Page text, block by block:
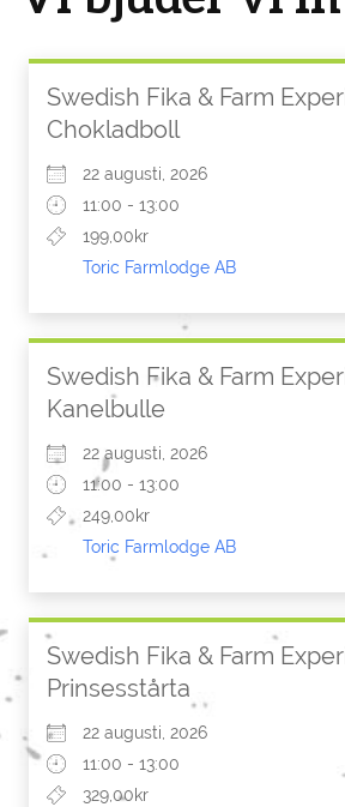
Swedish Fika & Farm
Chokladboll
22 augusti, 2026
11:00 - 13:00
199,00kr
Toric Farmlodge AB
Swedish Fika & Farm
Kanelbulle
22 augusti, 2026
11:00 - 13:00
249,00kr
Toric Farmlodge AB
Swedish Fika & Farm
Prinsesstårta
22 augusti, 2026
11:00 - 13:00
329,00kr